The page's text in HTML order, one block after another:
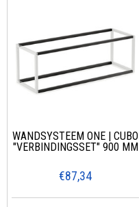
WANDSYSTEEM ONE | CUBO
"VERBINDINGSSET" 900 MM
€87,34